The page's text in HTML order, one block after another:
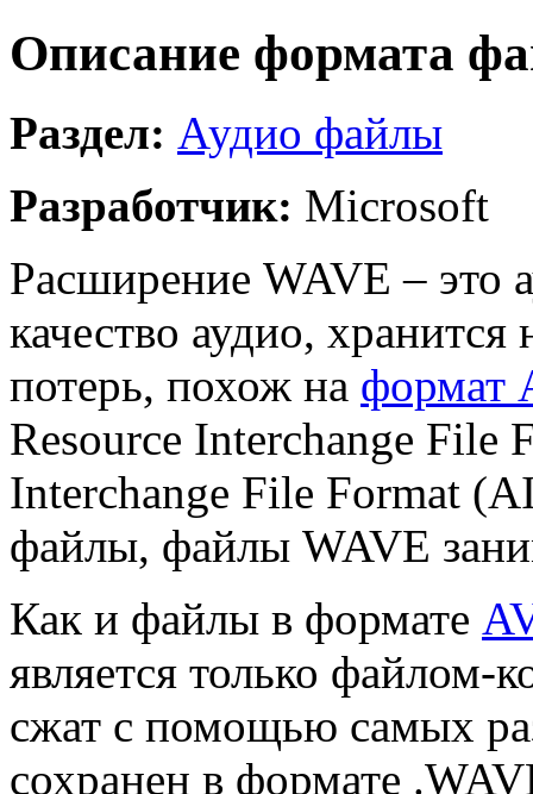
Описание формата
Раздел: Аудио файлы
Разработчик: Microsoft
Расширение WAVE – это
качество аудио,
потерь, похож на формат
Resource Interchange File
Interchange File Format
файлы, файлы WAVE
Как и файлы в формате
является только файлом-
сжат с помощью самых
сохранен в формате